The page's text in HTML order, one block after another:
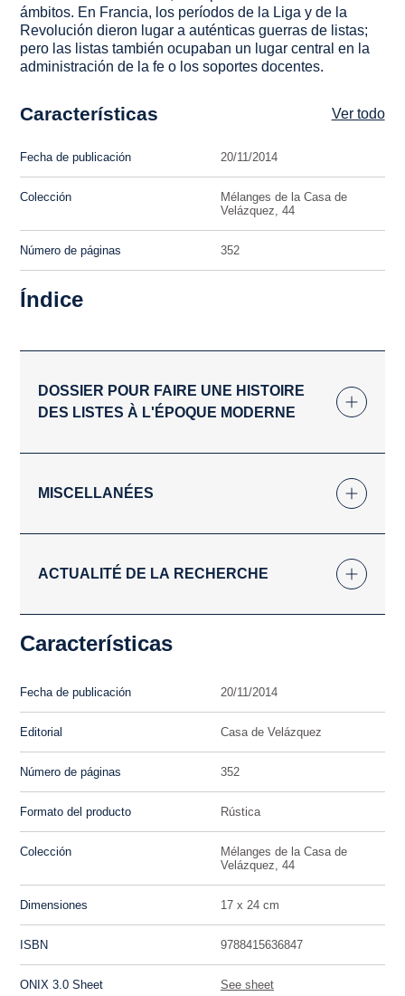
ámbitos. En Francia, los períodos de la Liga y de la
Revolución dieron lugar a auténticas guerras de listas;
pero las listas también ocupaban un lugar central en la
administración de la fe o los soportes docentes.
Características Ver todo
Fecha de publicación 20/11/2014
Colección
Mélanges de la Casa de
Velázquez, 44
Número de páginas 352
Índice
DOSSIER POUR FAIRE UNE HISTOIRE
DES LISTES À L'ÉPOQUE MODERNE
MISCELLANÉES
ACTUALITÉ DE LA RECHERCHE
Características
Fecha de publicación 20/11/2014
Editorial Casa de Velázquez
Número de páginas 352
Formato del producto Rústica
Colección
Mélanges de la Casa de
Velázquez, 44
Dimensiones 17 x 24 cm
ISBN 9788415636847
ONIX 3.0 Sheet See sheet